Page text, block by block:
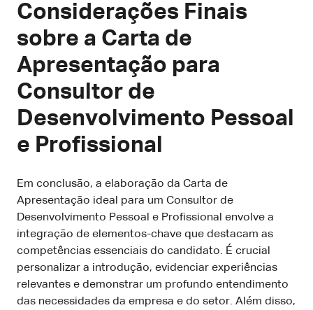
Considerações Finais
sobre a Carta de
Apresentação para
Consultor de
Desenvolvimento Pessoal
e Profissional
Em conclusão, a elaboração da Carta de
Apresentação ideal para um Consultor de
Desenvolvimento Pessoal e Profissional envolve a
integração de elementos-chave que destacam as
competências essenciais do candidato. É crucial
personalizar a introdução, evidenciar experiências
relevantes e demonstrar um profundo entendimento
das necessidades da empresa e do setor. Além disso,